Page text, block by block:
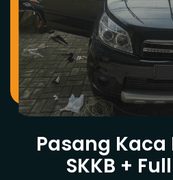
Pasang Kaca
SKKB +